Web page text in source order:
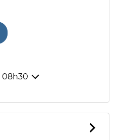
08h30